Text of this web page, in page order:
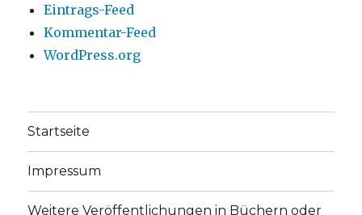
Eintrags-Feed
Kommentar-Feed
WordPress.org
Startseite
Impressum
Weitere Veröffentlichungen in Büchern oder